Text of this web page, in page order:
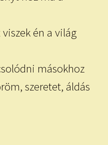
én a világ
másokhoz
szeretet, áldás